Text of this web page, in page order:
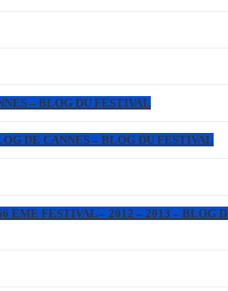
– BLOG DU FESTIVAL
DE CANNES – BLOG DU FESTIVAL
FESTIVAL – 2012 – 2013 – BLOG